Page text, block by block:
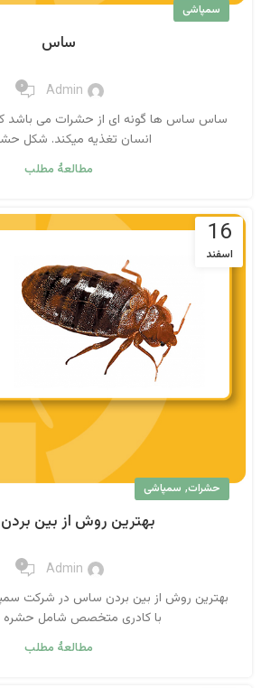
سمپاشی
ساس
Admin ۰
ساس ساس ها گونه ای از حشرات می باشد
انسان تغذیه میکند. شکل
مطالعهٔ مطلب
16
اسفند
حشرات, سمپاشی
بهترین روش از بین
Admin ۰
با کادری متخصص شامل حشره
مطالعهٔ مطلب